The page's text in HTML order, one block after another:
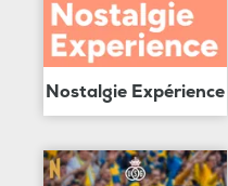
Nostalgie Expérience